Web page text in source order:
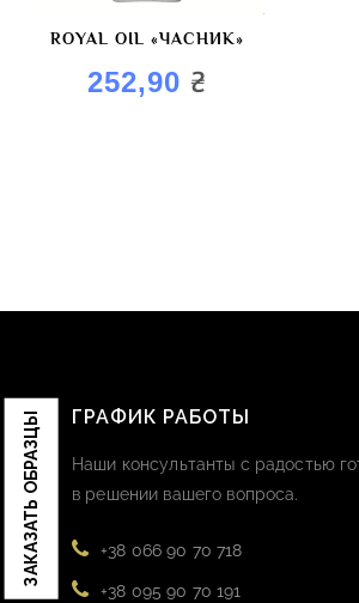
ЗАКАЗАТЬ ОБРАЗЦЫ
ROYAL OIL «ЧАСНИК»
252,90 ₴
ГРАФИК РАБОТЫ
Наши консультанты с радостью
в решении вашего вопроса.
+38 066 90 70 718
+38 095 90 70 191